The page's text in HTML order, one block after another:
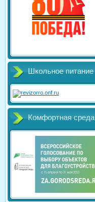
Школьное питание
Комфортная среда